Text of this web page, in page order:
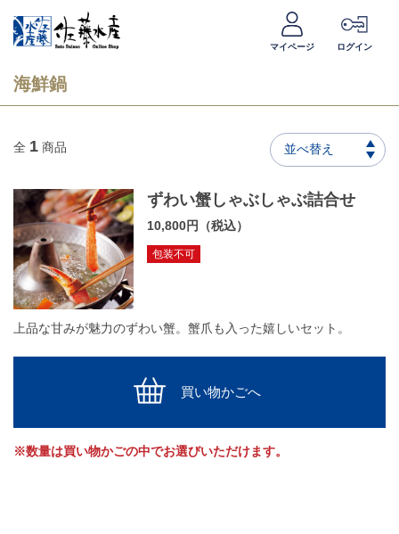
マイページ ログイン
海鮮鍋
全 1 商品 並べ替え
ずわい蟹しゃぶしゃぶ詰合せ
10,800円（税込）
包装不可
上品な甘みが魅力のずわい蟹。蟹爪も入った嬉しいセット。
買い物かごへ
※数量は買い物かごの中でお選びいただけます。